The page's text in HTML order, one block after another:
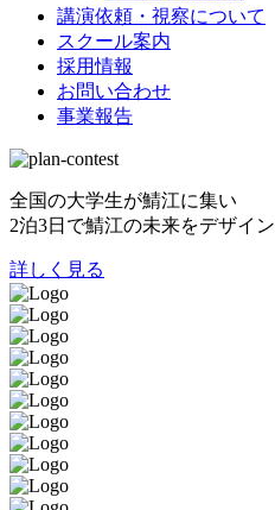
講演依頼・視察について
スクール案内
採用情報
お問い合わせ
事業報告
全国の大学生が鯖江に集い
2泊3日で鯖江の未来をデザイン
詳しく見る